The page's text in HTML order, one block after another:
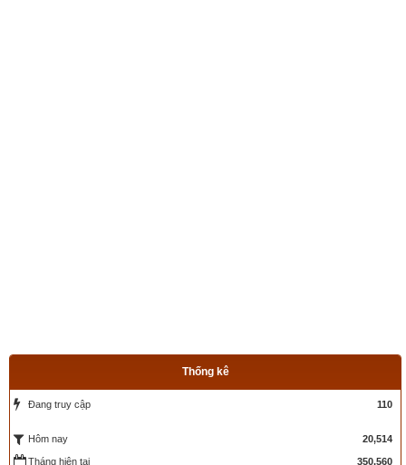
Thống kê
Đang truy cập 110
Hôm nay 20,514
Tháng hiện tại 350,560